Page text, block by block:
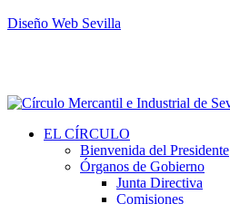
Diseño Web Sevilla
EL CÍRCULO
Bienvenida del Presidente
Órganos de Gobierno
Junta Directiva
Comisiones